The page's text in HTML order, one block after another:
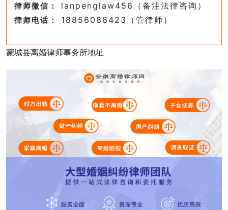
律师微信： lanpenglaw456（备注法律咨询）
律师电话： 18856088423（管律师）
蒙城县离婚律师事务所地址